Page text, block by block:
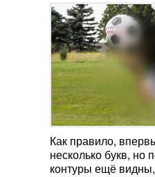
Как правило,
несколько букв, но
контуры ещё видны,